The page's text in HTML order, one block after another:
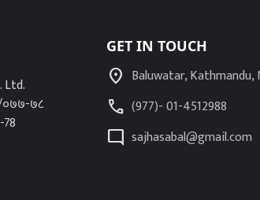
Ltd.
०७७-७८
GET IN TOUCH
location_on Baluwatar, Kathmandu,
call (977)- 01-4512988
mode_comment sajhasabal@gmail.com